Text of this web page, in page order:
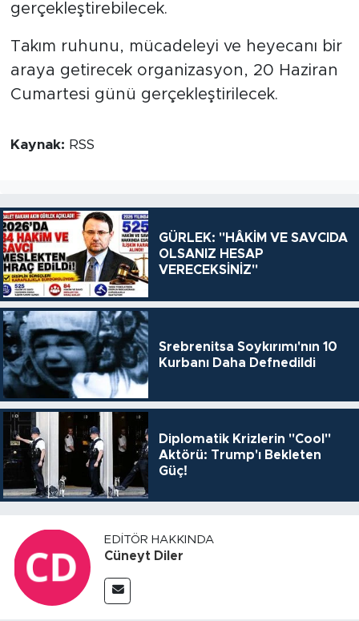
gerçekleştirebilecek.
Takım ruhunu, mücadeleyi ve heyecanı bir
araya getirecek organizasyon, 20 Haziran
Cumartesi günü gerçekleştirilecek.
Kaynak: RSS
GÜRLEK: "HÂKİM VE SAVCIDA
OLSANIZ HESAP
VERECEKSİNİZ"
Srebrenitsa Soykırımı'nın 10
Kurbanı Daha Defnedildi
Diplomatik Krizlerin "Cool"
Aktörü: Trump'ı Bekleten
Güç!
EDITÖR HAKKINDA
Cüneyt Diler